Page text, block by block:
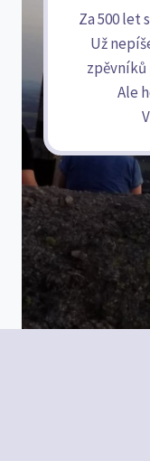
Za 500 let
Už
Ale